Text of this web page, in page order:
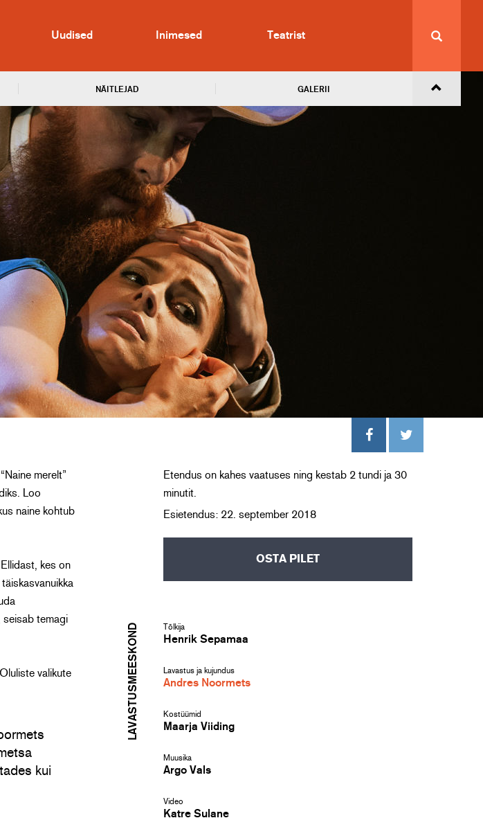
Uudised Inimesed Teatrist
NÄITLEJAD GALERII
merelt”
Loo
naine kohtub
kes on
seisab temagi
valikute
kui
Etendus on kahes vaatuses ning kestab 2 tundi ja 30
minutit.
Esietendus: 22. september 2018
OSTA PILET
LAVASTUSMEESKOND Tõlkija
Henrik Sepamaa
Lavastus ja kujundus
Andres Noormets
Kostüümid
Maarja Viiding
Muusika
Argo Vals
Video
Katre Sulane